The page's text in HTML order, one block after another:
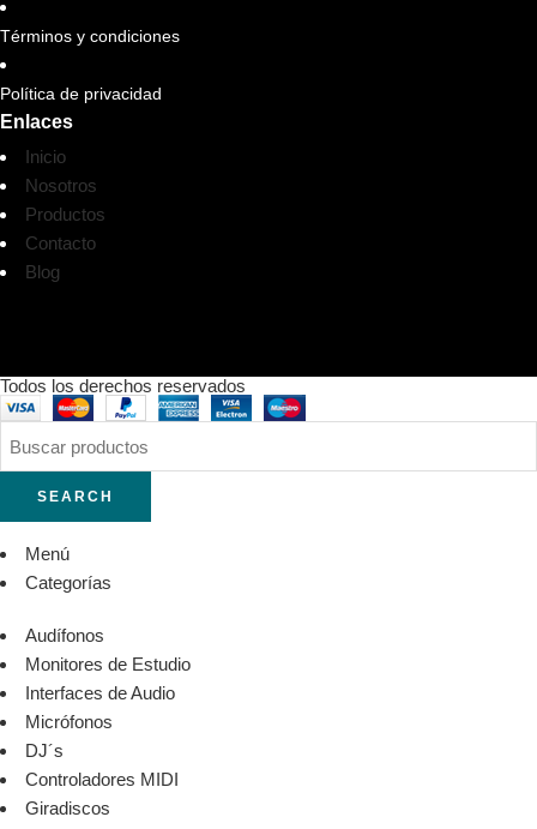
Términos y condiciones
Política de privacidad
Enlaces
Inicio
Nosotros
Productos
Contacto
Blog
Todos los derechos reservados
SEARCH
Menú
Categorías
Audífonos
Monitores de Estudio
Interfaces de Audio
Micrófonos
DJ´s
Controladores MIDI
Giradiscos